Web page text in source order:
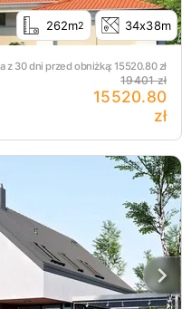
262m2 34x38m
z 30 dni przed obniżką:15520.80zł
19401 zł
15520.80
zł